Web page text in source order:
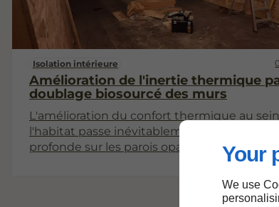
Your
We use
Isolation intérieure
Amélioration de l'inertie thermique
doublage biosourcé des murs
L'amélioration du confort thermique au
l'habitat passe inévitablement par une
profonde sur les parois opaques. Si
combles est un réflexe courant, le
murs par l'intérieur représente un levier de
performance complémentaire majeur.